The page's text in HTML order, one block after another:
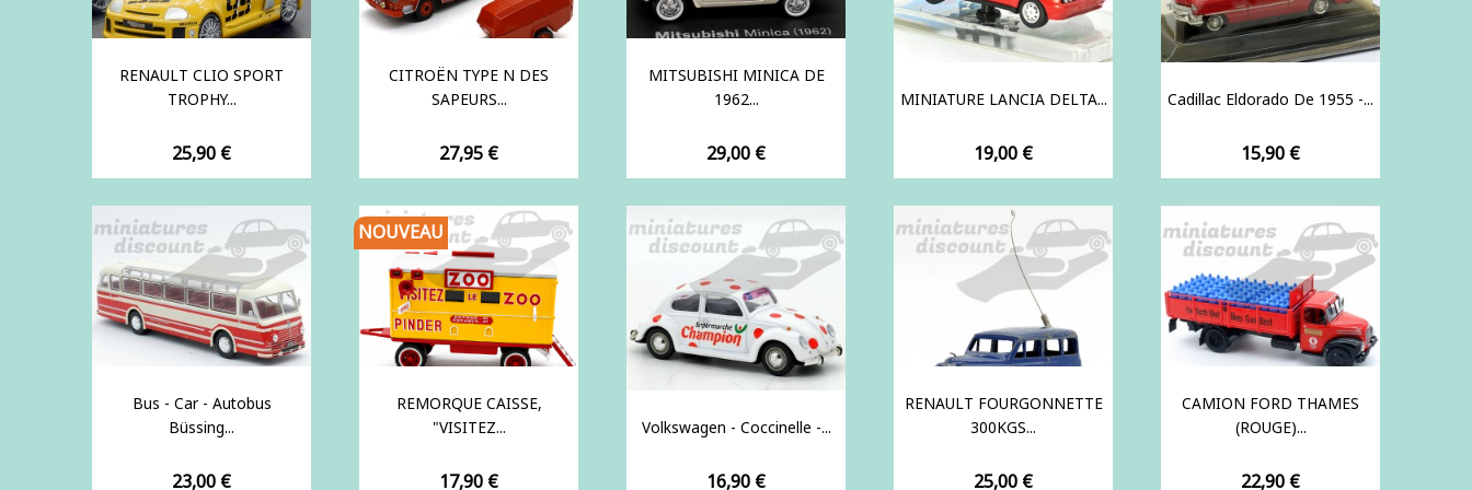
RENAULT CLIO SPORT
TROPHY...
Prix
25,90 €
CITROËN TYPE N DES
SAPEURS...
Prix
27,95 €
MITSUBISHI MINICA DE
1962...
Prix
29,00 €
MINIATURE LANCIA DELTA...
Prix
19,00 €
Cadillac Eldorado De 1955 -...
Prix
15,90 €
Bus - Car - Autobus
Büssing...
Prix
23,00 €
REMORQUE CAISSE,
"VISITEZ...
Prix
17,90 €
NOUVEAU
Volkswagen - Coccinelle -...
Prix
16,90 €
RENAULT FOURGONNETTE
300KGS...
Prix
25,00 €
CAMION FORD THAMES
(ROUGE)...
Prix
22,90 €